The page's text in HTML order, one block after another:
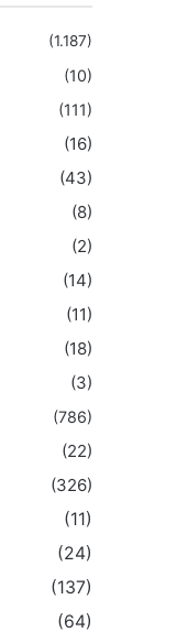
(1.187)
(10)
(111)
(16)
(43)
(8)
(2)
(14)
(11)
(18)
(3)
(786)
(22)
(326)
(11)
(24)
(137)
(64)